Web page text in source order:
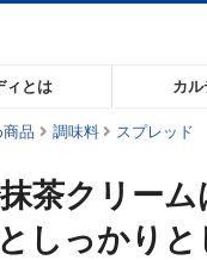
ィとは カ
品 調味料 スプレッド
茶クリー
しっかり